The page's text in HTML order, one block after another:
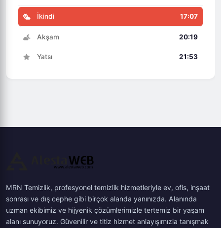
İkindi 17:07
Akşam 20:19
Yatsı 21:53
MRN Temizlik, profesyonel temizlik hizmetleriyle ev, ofis, inşaat
sonrası ve dış cephe gibi birçok alanda yanınızda. Alanında
uzman ekibimiz ve hijyenik çözümlerimizle tertemiz bir yaşam
alanı sunuyoruz. Güvenilir ve titiz hizmet anlayışımızla tanışmak